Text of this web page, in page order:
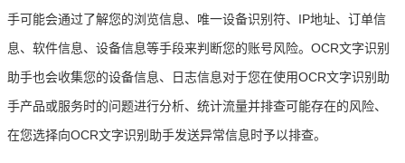
手可能会通过了解您的浏览信息、唯一设备识别符、IP地址、订单信
息、软件信息、设备信息等手段来判断您的账号风险。OCR文字识别
助手也会收集您的设备信息、日志信息对于您在使用OCR文字识别助
手产品或服务时的问题进行分析、统计流量并排查可能存在的风险、
在您选择向OCR文字识别助手发送异常信息时予以排查。